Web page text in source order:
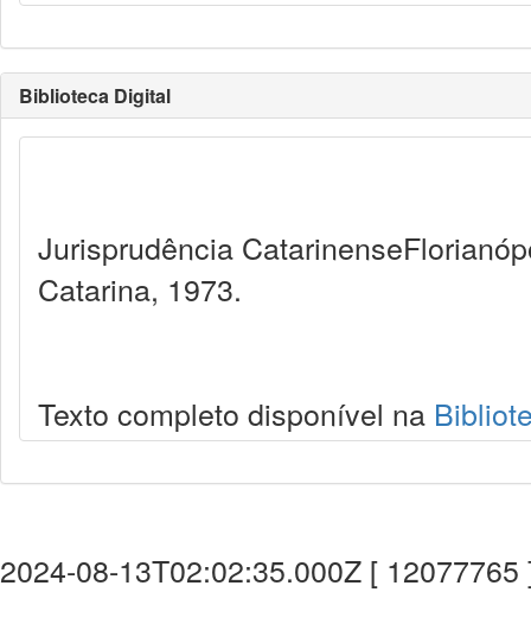
Biblioteca Digital
Jurisprudência
Catarina, 1973.
Texto completo disponível na
2024-08-13T02:02:35.000Z [ 12077765